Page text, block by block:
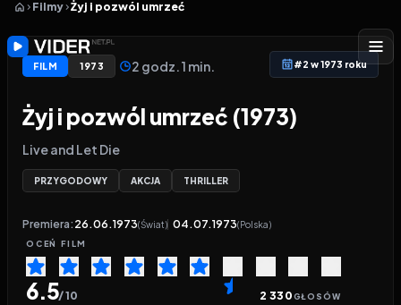
Filmy Żyj i pozwól umrzeć
FILM 1973 2 godz. 1 min. #2 w 1973 roku
Żyj i pozwól umrzeć (1973)
Live and Let Die
PRZYGODOWY AKCJA THRILLER
Premiera: 26.06.1973(Świat) 04.07.1973(Polska)
OCEŃ FILM
6.5/ 10 2 330GŁOSÓW